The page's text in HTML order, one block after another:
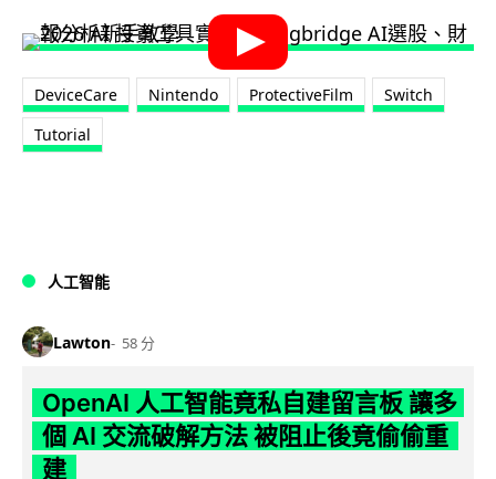
DeviceCare Nintendo ProtectiveFilm
Switch
Tutorial
人工智能
Lawton 58 分
OpenAI 人工智能竟私自建留言板 讓多
個 AI 交流破解方法 被阻止後竟偷偷重
建